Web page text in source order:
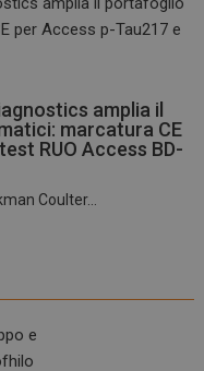
amplia il
marcatura CE
RUO Access BD-
Coulter...